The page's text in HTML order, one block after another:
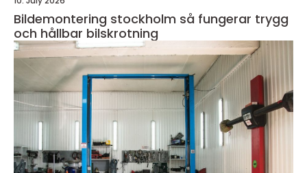
Bildemontering stockholm så fungerar trygg
och hållbar bilskrotning